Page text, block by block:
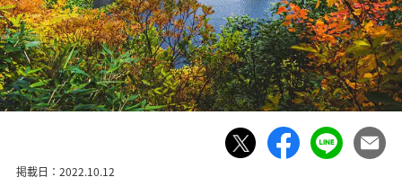
掲載日：2022.10.12